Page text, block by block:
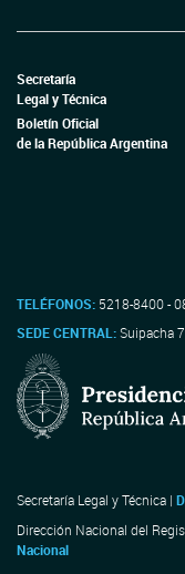
Secretaría
Legal y Técnica
Boletín Oficial
de la República Argentina
TELÉFONOS: 5218-8400 -
SEDE CENTRAL:Suipacha
Secretaría Legal y Técnica |
Dirección Nacional del
Nacional